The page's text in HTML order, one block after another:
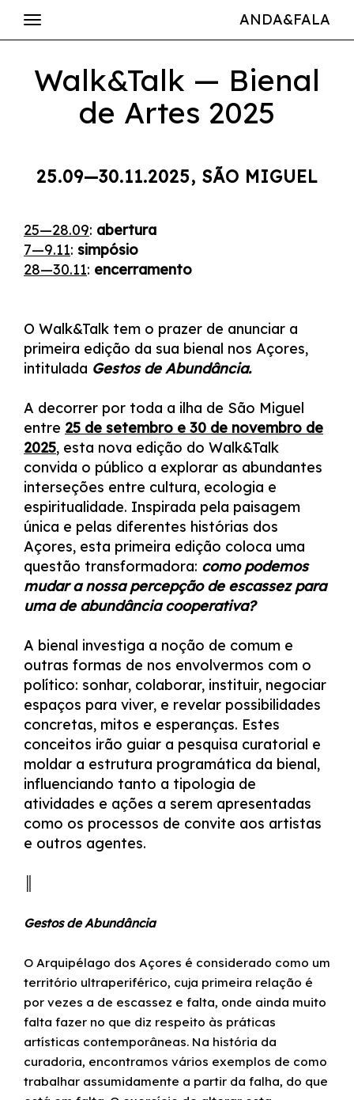
ANDA&FALA
Walk&Talk — Bienal
de Artes 2025
25.09—30.11.2025, SÃO MIGUEL
25—28.09: abertura
7—9.11: simpósio
28—30.11: encerramento
O Walk&Talk tem o prazer de anunciar a
primeira edição da sua bienal nos Açores,
intitulada Gestos de Abundância.
A decorrer por toda a ilha de São Miguel
entre 25 de setembro e 30 de novembro de
2025, esta nova edição do Walk&Talk
convida o público a explorar as abundantes
interseções entre cultura, ecologia e
espiritualidade. Inspirada pela paisagem
única e pelas diferentes histórias dos
Açores, esta primeira edição coloca uma
questão transformadora: como podemos
mudar a nossa percepção de escassez para
uma de abundância cooperativa?
A bienal investiga a noção de comum e
outras formas de nos envolvermos com o
político: sonhar, colaborar, instituir, negociar
espaços para viver, e revelar possibilidades
concretas, mitos e esperanças. Estes
conceitos irão guiar a pesquisa curatorial e
moldar a estrutura programática da bienal,
influenciando tanto a tipologia de
atividades e ações a serem apresentadas
como os processos de convite aos artistas
e outros agentes.
Gestos de Abundância
O Arquipélago dos Açores é considerado como um
território ultraperiférico, cuja primeira relação é
por vezes a de escassez e falta, onde ainda muito
falta fazer no que diz respeito às práticas
artísticas contemporâneas. Na história da
curadoria, encontramos vários exemplos de como
trabalhar assumidamente a partir da falha, do que